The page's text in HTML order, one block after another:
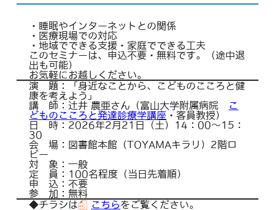
・睡眠やインターネットとの関係
・医療現場での対応
・地域でできる支援・家庭でできる工夫
このセミナーは、申込不要・無料です。（途中退
出も可能）
お気軽にお越しください。
演 題：「身近なことから、こどものこころと健
康を考えよう」
講 師：辻井 農亜さん（富山大学附属病院
こ
どものこころと発達診療学講座 ・客員教授）
日 時：2026年2月21日（土）14：00～15：
30
会 場：図書館本館（TOYAMAキラリ）2階ロ
ビー
対 象：一般
定 員：100名程度（当日先着順）
申 込：不要
参 加：無料
◆チラシは
こちらをご覧ください。